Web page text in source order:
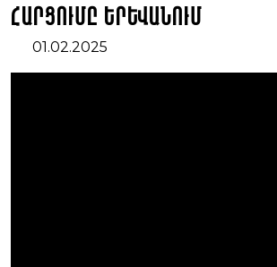
հարցումը Երևանում
01.02.2025